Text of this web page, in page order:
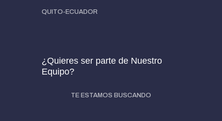
QUITO-ECUADOR
¿Quieres ser parte de Nuestro
Equipo?
TE ESTAMOS BUSCANDO